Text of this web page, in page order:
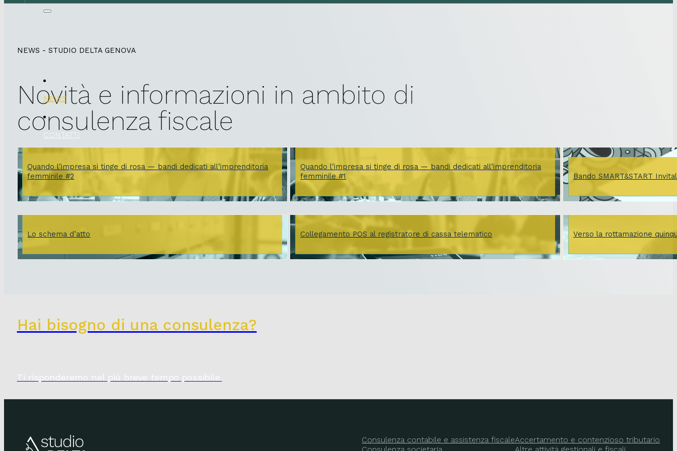
NEWS
CONTATTI
NEWS - STUDIO DELTA GENOVA
Novità e informazioni in ambito di
consulenza fiscale
Quando l’impresa si tinge di rosa — bandi dedicati all’imprenditoria
femminile #2
Quando l’impresa si tinge di rosa — bandi dedicati all’imprenditoria
femminile #1
Bando SMART&START
Lo schema d’atto Collegamento POS al registratore di cassa telematico Verso la rottamazione
Hai bisogno di una consulenza?
Ti risponderemo nel più breve tempo possibile.
Consulenza contabile e assistenza fiscale
Consulenza societaria
Accertamento e contenzioso tributario
Altre attività gestionali e fiscali